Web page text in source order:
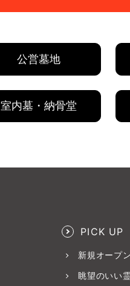
公営墓地
室内墓・納骨堂
PICK UP
新規オープ
眺望のいい